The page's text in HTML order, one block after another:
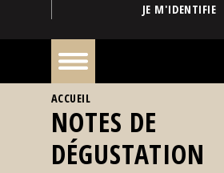
JE M'IDENTIFIE
À
la
une
VOUS ÊTES ICI
ACCUEIL
NOTES DE
DÉGUSTATION